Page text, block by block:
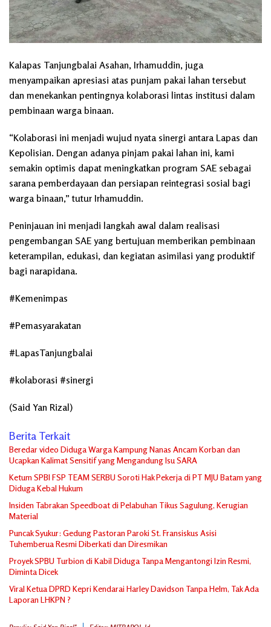
Kalapas Tanjungbalai Asahan, Irhamuddin, juga
menyampaikan apresiasi atas punjam pakai lahan tersebut
dan menekankan pentingnya kolaborasi lintas institusi dalam
pembinaan warga binaan.
“Kolaborasi ini menjadi wujud nyata sinergi antara Lapas dan
Kepolisian. Dengan adanya pinjam pakai lahan ini, kami
semakin optimis dapat meningkatkan program SAE sebagai
sarana pemberdayaan dan persiapan reintegrasi sosial bagi
warga binaan,” tutur Irhamuddin.
Peninjauan ini menjadi langkah awal dalam realisasi
pengembangan SAE yang bertujuan memberikan pembinaan
keterampilan, edukasi, dan kegiatan asimilasi yang produktif
bagi narapidana.
#Kemenimpas
#Pemasyarakatan
#LapasTanjungbalai
#kolaborasi #sinergi
(Said Yan Rizal)
Berita Terkait
Beredar video Diduga Warga Kampung Nanas Ancam Korban dan
Ucapkan Kalimat Sensitif yang Mengandung Isu SARA
Ketum SPBI FSP TEAM SERBU Soroti Hak Pekerja di PT MJU Batam yang
Diduga Kebal Hukum
Insiden Tabrakan Speedboat di Pelabuhan Tikus Sagulung, Kerugian
Material
Puncak Syukur: Gedung Pastoran Paroki St. Fransiskus Asisi
Tuhemberua Resmi Diberkati dan Diresmikan
Proyek SPBU Turbion di Kabil Diduga Tanpa Mengantongi Izin Resmi,
Diminta Dicek
Viral Ketua DPRD Kepri Kendarai Harley Davidson Tanpa Helm, Tak Ada
Laporan LHKPN ?